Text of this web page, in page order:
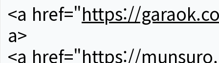
<a href="https://
a>
<a href="https://